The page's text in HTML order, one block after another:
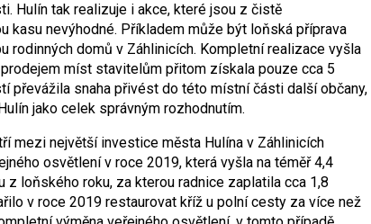
Hulín tak realizuje i akce, které jsou z čistě
kasu nevýhodné. Příkladem může být loňská příprava
rodinných domů v Záhlinicích. Kompletní realizace vyšla
míst stavitelům přitom získala pouze cca 5
převážila snaha přivést do této místní části další občany,
jako celek správným rozhodnutím.
mezi největší investice města Hulína v Záhlinicích
osvětlení v roce 2019, která vyšla na téměř 4,4
z loňského roku, za kterou radnice zaplatila cca 1,8
v roce 2019 restaurovat kříž u polní cesty za více než